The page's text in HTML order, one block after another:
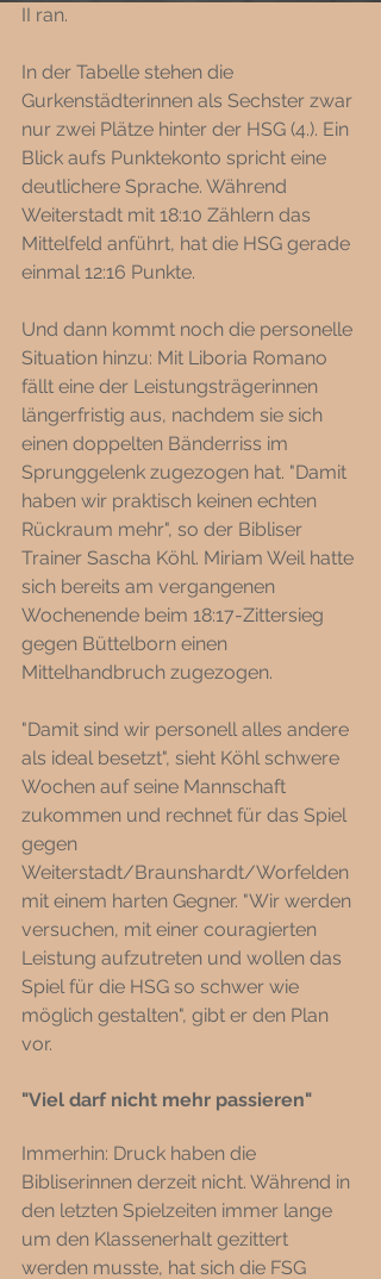
II ran.
In der Tabelle stehen die
Gurkenstädterinnen als Sechster zwar
nur zwei Plätze hinter der HSG (4.). Ein
Blick aufs Punktekonto spricht eine
deutlichere Sprache. Während
Weiterstadt mit 18:10 Zählern das
Mittelfeld anführt, hat die HSG gerade
einmal 12:16 Punkte.
Und dann kommt noch die personelle
Situation hinzu: Mit Liboria Romano
fällt eine der Leistungsträgerinnen
längerfristig aus, nachdem sie sich
einen doppelten Bänderriss im
Sprunggelenk zugezogen hat. "Damit
haben wir praktisch keinen echten
Rückraum mehr", so der Bibliser
Trainer Sascha Köhl. Miriam Weil hatte
sich bereits am vergangenen
Wochenende beim 18:17-Zittersieg
gegen Büttelborn einen
Mittelhandbruch zugezogen.
"Damit sind wir personell alles andere
als ideal besetzt", sieht Köhl schwere
Wochen auf seine Mannschaft
zukommen und rechnet für das Spiel
gegen
Weiterstadt/Braunshardt/Worfelden
mit einem harten Gegner. "Wir werden
versuchen, mit einer couragierten
Leistung aufzutreten und wollen das
Spiel für die HSG so schwer wie
möglich gestalten", gibt er den Plan
vor.
"Viel darf nicht mehr passieren"
Immerhin: Druck haben die
Bibliserinnen derzeit nicht. Während in
den letzten Spielzeiten immer lange
um den Klassenerhalt gezittert
werden musste, hat sich die FSG